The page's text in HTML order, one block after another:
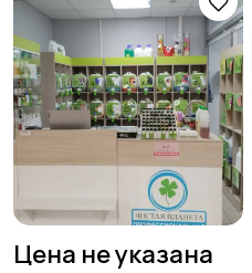
Цена не указана